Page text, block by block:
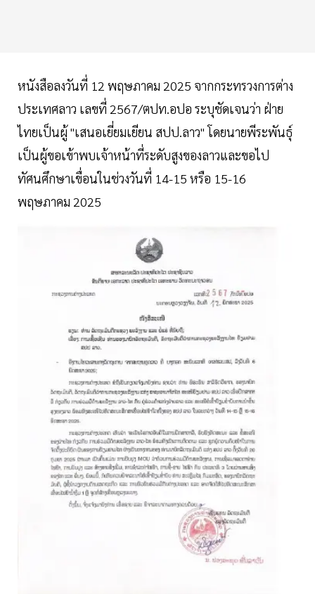
หนังสือลงวันที่ 12 พฤษภาคม 2025 จากกระทรวงการต่าง
ประเทศลาว เลขที่ 2567/ตปท.อปอ ระบุชัดเจนว่า ฝ่าย
ไทยเป็นผู้ "เสนอเยี่ยมเยียน สปป.ลาว" โดยนายพีระพันธุ์
เป็นผู้ขอเข้าพบเจ้าหน้าที่ระดับสูงของลาวและขอไป
ทัศนศึกษาเขื่อนในช่วงวันที่ 14-15 หรือ 15-16
พฤษภาคม 2025